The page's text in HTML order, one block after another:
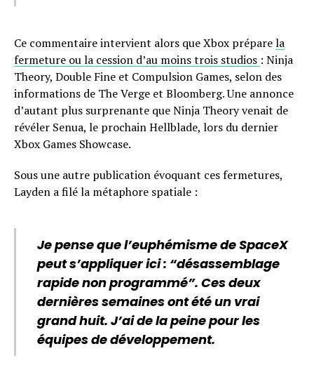
Ce commentaire intervient alors que Xbox préparela
fermeture ou la cession d’au moins trois studios : Ninja
Theory, Double Fine et Compulsion Games, selon des
informations de The Verge et Bloomberg. Une annonce
d’autant plus surprenante que Ninja Theory venait de
révéler Senua, le prochain Hellblade, lors du dernier
Xbox Games Showcase.
Sous une autre publication évoquant ces fermetures,
Layden a filé la métaphore spatiale :
Je pense que l’euphémisme de SpaceX
peut s’appliquer ici : “désassemblage
rapide non programmé”. Ces deux
dernières semaines ont été un vrai
grand huit. J’ai de la peine pour les
équipes de développement.